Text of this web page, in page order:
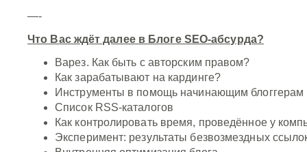
—-
Что Вас ждёт далее в Блоге SEO-абсурда?
Варез. Как быть с авторским правом?
Как зарабатывают на кардинге?
Инструменты в помощь начинающим блоггерам
Список RSS-каталогов
Как контролировать время, проведённое у
Эксперимент: результаты безвозмездных